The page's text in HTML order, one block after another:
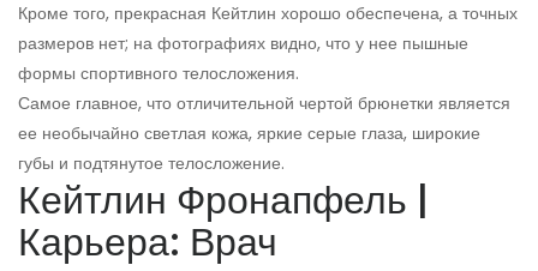
Кроме того, прекрасная Кейтлин хорошо обеспечена, а точных
размеров нет; на фотографиях видно, что у нее пышные
формы спортивного телосложения.
Самое главное, что отличительной чертой брюнетки является
ее необычайно светлая кожа, яркие серые глаза, широкие
губы и подтянутое телосложение.
Кейтлин Фронапфель |
Карьера: Врач